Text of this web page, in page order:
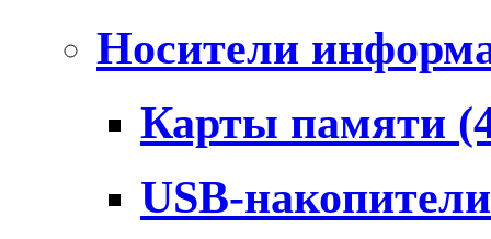
Носители
Карты памяти
USB-